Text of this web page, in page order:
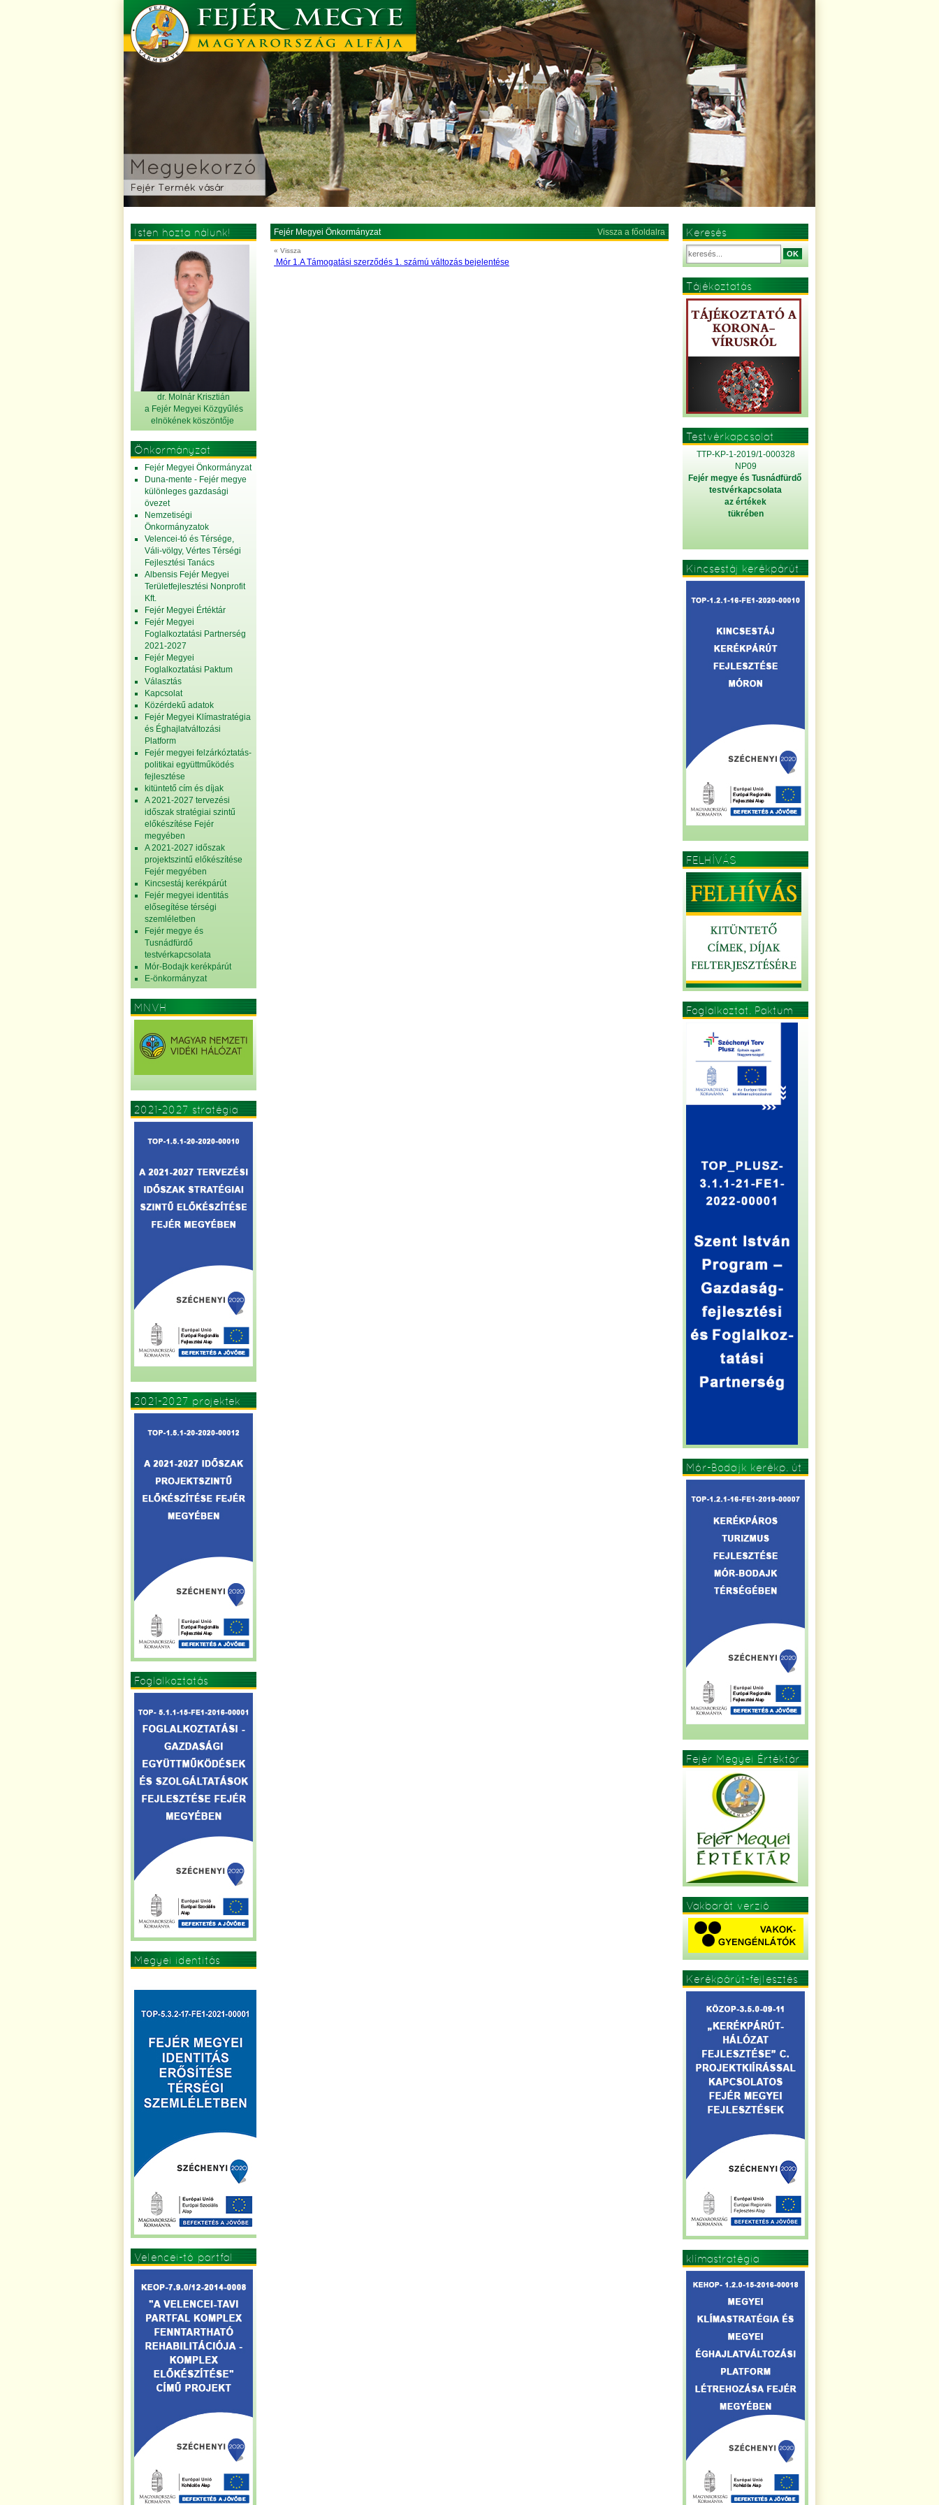
Isten hozta nálunk!
dr. Molnár Krisztián
a Fejér Megyei Közgyűlés
elnökének köszöntője
Önkormányzat
Fejér Megyei Önkormányzat
Duna-mente - Fejér megye
különleges gazdasági
övezet
Nemzetiségi
Önkormányzatok
Velencei-tó és Térsége,
Váli-völgy, Vértes Térségi
Fejlesztési Tanács
Albensis Fejér Megyei
Területfejlesztési Nonprofit
Kft.
Fejér Megyei Értéktár
Fejér Megyei
Foglalkoztatási Partnerség
2021-2027
Fejér Megyei
Foglalkoztatási Paktum
Választás
Kapcsolat
Közérdekű adatok
Fejér Megyei Klímastratégia
és Éghajlatváltozási
Platform
Fejér megyei felzárkóztatás-
politikai együttműködés
fejlesztése
kitüntető cím és díjak
A 2021-2027 tervezési
időszak stratégiai szintű
előkészítése Fejér
megyében
A 2021-2027 időszak
projektszintű előkészítése
Fejér megyében
Kincsestáj kerékpárút
Fejér megyei identitás
elősegítése térségi
szemléletben
Fejér megye és
Tusnádfürdő
testvérkapcsolata
Mór-Bodajk kerékpárút
E-önkormányzat
MNVH
2021-2027 stratégia
2021-2027 projektek
Foglalkoztatás
Megyei identitás
Velencei-tó partfal
Fejér Megyei Önkormányzat Vissza a főoldalra
« Vissza
Mór 1.A Támogatási szerződés 1. számú változás bejelentése
Keresés
OK
Tájékoztatás
Testvérkapcsolat
TTP-KP-1-2019/1-000328
NP09
Fejér megye és Tusnádfürdő
testvérkapcsolata
az értékek
tükrében
Kincsestáj kerékpárút
FELHÍVÁS
Foglalkoztat. Paktum
Mór-Bodajk kerékp. út
Fejér Megyei Értéktár
Vakbarát verzió
Kerékpárút-fejlesztés
klímastratégia